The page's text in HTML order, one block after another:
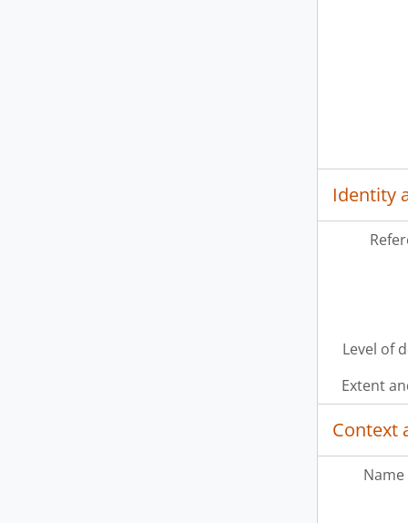
Identity
Level of
Extent
Context